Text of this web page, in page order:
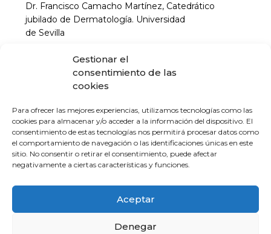
Gestionar el
consentimiento de las
cookies
Para ofrecer las mejores experiencias, utilizamos tecnologías como las
cookies para almacenar y/o acceder a la información del dispositivo. El
consentimiento de estas tecnologías nos permitirá procesar datos como
el comportamiento de navegación o las identificaciones únicas en este
sitio. No consentir o retirar el consentimiento, puede afectar
negativamente a ciertas características y funciones.
Aceptar
Denegar
Dr. Francisco Camacho Martínez, Catedrático
jubilado de Dermatología. Universidad
de Sevilla
18:00 Sarna. Situación actual
Dr. Jerónimo Escudero Ordóñez, Profesor titular
jubilado de Dermatología.
18:30 Descanso
19:00. Infecciones más frecuentes en
Dermatología
jubilado de Dermatología. Universidad
19:30 CASOS CLÍNICOS